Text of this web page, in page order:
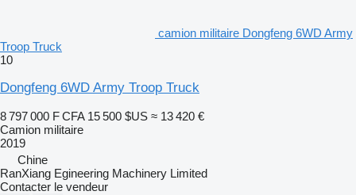
camion militaire Dongfeng 6WD Army
Troop Truck
10
Dongfeng 6WD Army Troop Truck
8 797 000 F CFA 15 500 $US ≈ 13 420 €
Camion militaire
2019
Chine
RanXiang Egineering Machinery Limited
Contacter le vendeur